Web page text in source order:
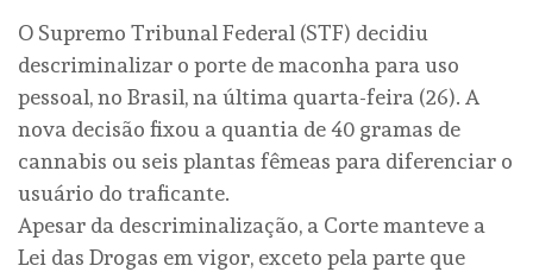
O Supremo Tribunal Federal (STF) decidiu
descriminalizar o porte de maconha para uso
pessoal, no Brasil, na última quarta-feira (26). A
nova decisão fixou a quantia de 40 gramas de
cannabis ou seis plantas fêmeas para diferenciar o
usuário do traficante.
Apesar da descriminalização, a Corte manteve a
Lei das Drogas em vigor, exceto pela parte que